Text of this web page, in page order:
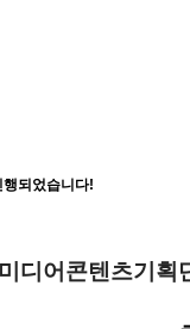
되었습니다!
디어콘텐츠기획